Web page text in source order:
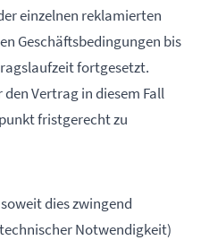
einzelnen reklamierten
Geschäftsbedingungen bis
fortgesetzt.
den Vertrag in diesem Fall
fristgerecht zu
dies zwingend
Notwendigkeit)